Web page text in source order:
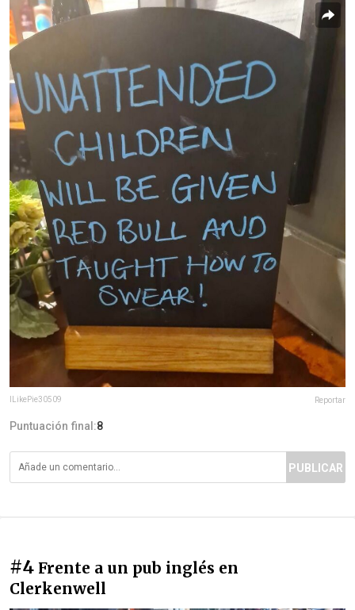
ILikePie30509 Reportar
Puntuación final:8
PUBLICAR
#4 Frente a un pub inglés en
Clerkenwell